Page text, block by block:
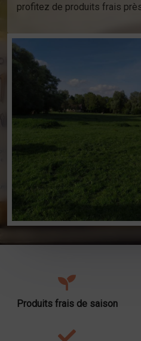
profitez de produits frais
Produits frais de saison